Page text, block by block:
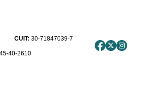
CUIT: 30-71847039-7
40-2610